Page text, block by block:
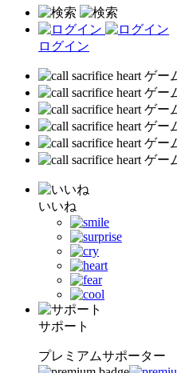
ログイン
いいね
サポート
プレミアムサポーター